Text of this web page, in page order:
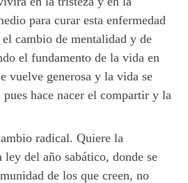
para curar esta enfermedad
cambio de mentalidad y de
el fundamento de la vida en
vuelve generosa y la vida se
hace nacer el compartir y la
radical. Quiere la
ley del año sabático, donde se
de los que creen, no